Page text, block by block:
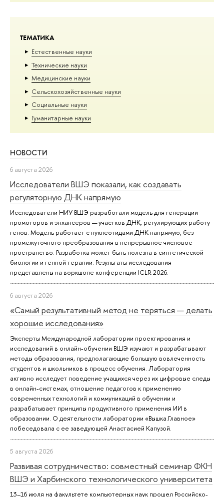
ТЕМАТИКА
Естественные науки
Тех­ничес­кие науки
Медицинские науки
Сельскохозяйственные науки
Социальные науки
Гуманитарные науки
НОВОСТИ
6 августа 2026
Исследователи ВШЭ показали, как создавать
регуляторную ДНК напрямую
Исследователи НИУ ВШЭ разработали модель для генерации
промоторов и энхансеров — участков ДНК, регулирующих работу
генов. Модель работает с нуклеотидами ДНК напрямую, без
промежуточного преобразования в непрерывное числовое
пространство. Разработка может быть полезна в синтетической
биологии и генной терапии. Результаты исследования
представлены на воркшопе конференции ICLR 2026.
6 августа 2026
«Самый результативный метод не теряться — делать
хорошие исследования»
Эксперты Международной лаборатории проектирования и
исследований в онлайн-обучении ВШЭ изучают и разрабатывают
методы образования, предполагающие большую вовлеченность
студентов и школьников в процесс обучения. Лаборатория
активно исследует поведение учащихся через их цифровые следы
в онлайн-системах, отношение педагогов к применению
современных технологий и коммуникаций в обучении и
разрабатывает принципы продуктивного применения ИИ в
образовании. О деятельности лаборатории «Вышка.Главное»
побеседовала с ее заведующей Анастасией Капузой.
5 августа 2026
Развивая сотрудничество: совместный семинар ФКН
ВШЭ и Харбинского технологического университета
13–16 июля на факультете компьютерных наук прошел Российско-